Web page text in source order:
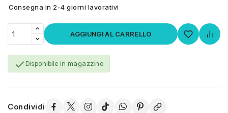
Consegna in 2-4 giorni lavorativi
AGGIUNGI AL CARRELLO
Disponibile in magazzino
Condividi